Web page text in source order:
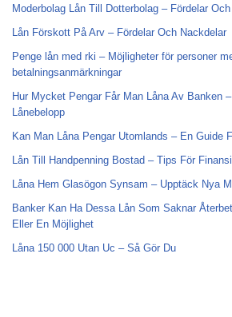
Moderbolag Lån Till Dotterbolag – Fördelar
Lån Förskott På Arv – Fördelar Och Nackdelar
Penge lån med rki – Möjligheter för personer
betalningsanmärkningar
Hur Mycket Pengar Får Man Låna Av Banken –
Lånebelopp
Kan Man Låna Pengar Utomlands – En Guide
Lån Till Handpenning Bostad – Tips För
Låna Hem Glasögon Synsam – Upptäck Nya
Banker Kan Ha Dessa Lån Som Saknar
Eller En Möjlighet
Låna 150 000 Utan Uc – Så Gör Du